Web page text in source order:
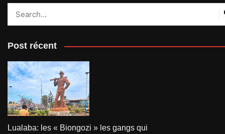
Post récent
Lualaba: les « Biongozi » les gangs qui